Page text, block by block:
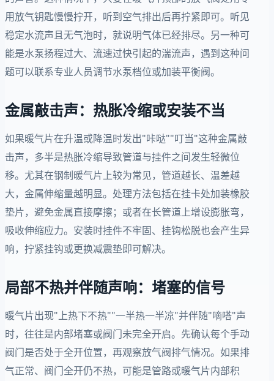
用放气钥匙慢慢拧开，听到空气排出后再拧紧即可。听见
稳定水流声且无气泡时，就说明气体已经排尽。另一种可
能是水泵扬程过大、流速过快引起的湍流声，遇到这种问
题可以联系专业人员调节水泵档位或加装平衡阀。
金属敲击声：热胀冷缩或安装不当
如果暖气片在升温或降温时发出"咔哒""叮当"这种金属敲
击声，多半是热胀冷缩导致管道与挂件之间发生轻微位
移。尤其在钢制暖气片上较为常见，管道越长、温差越
大，金属伸缩量越明显。处理方法包括在挂卡处加装橡胶
垫片，避免金属直接摩擦；或者在长管道上增设膨胀弯，
吸收伸缩应力。安装时挂件不牢固、挂钩松脱也会产生异
响，拧紧挂钩或更换减震垫即可解决。
局部不热并伴随声响：堵塞的信号
暖气片出现"上热下不热""一半热一半凉"并伴随"嘀嗒"声
时，往往是内部堵塞或阀门未完全开启。先确认每个手动
阀门是否处于全开位置，再观察放气阀排气情况。如果排
气正常、阀门全开仍不热，可能是管路或暖气片内部积